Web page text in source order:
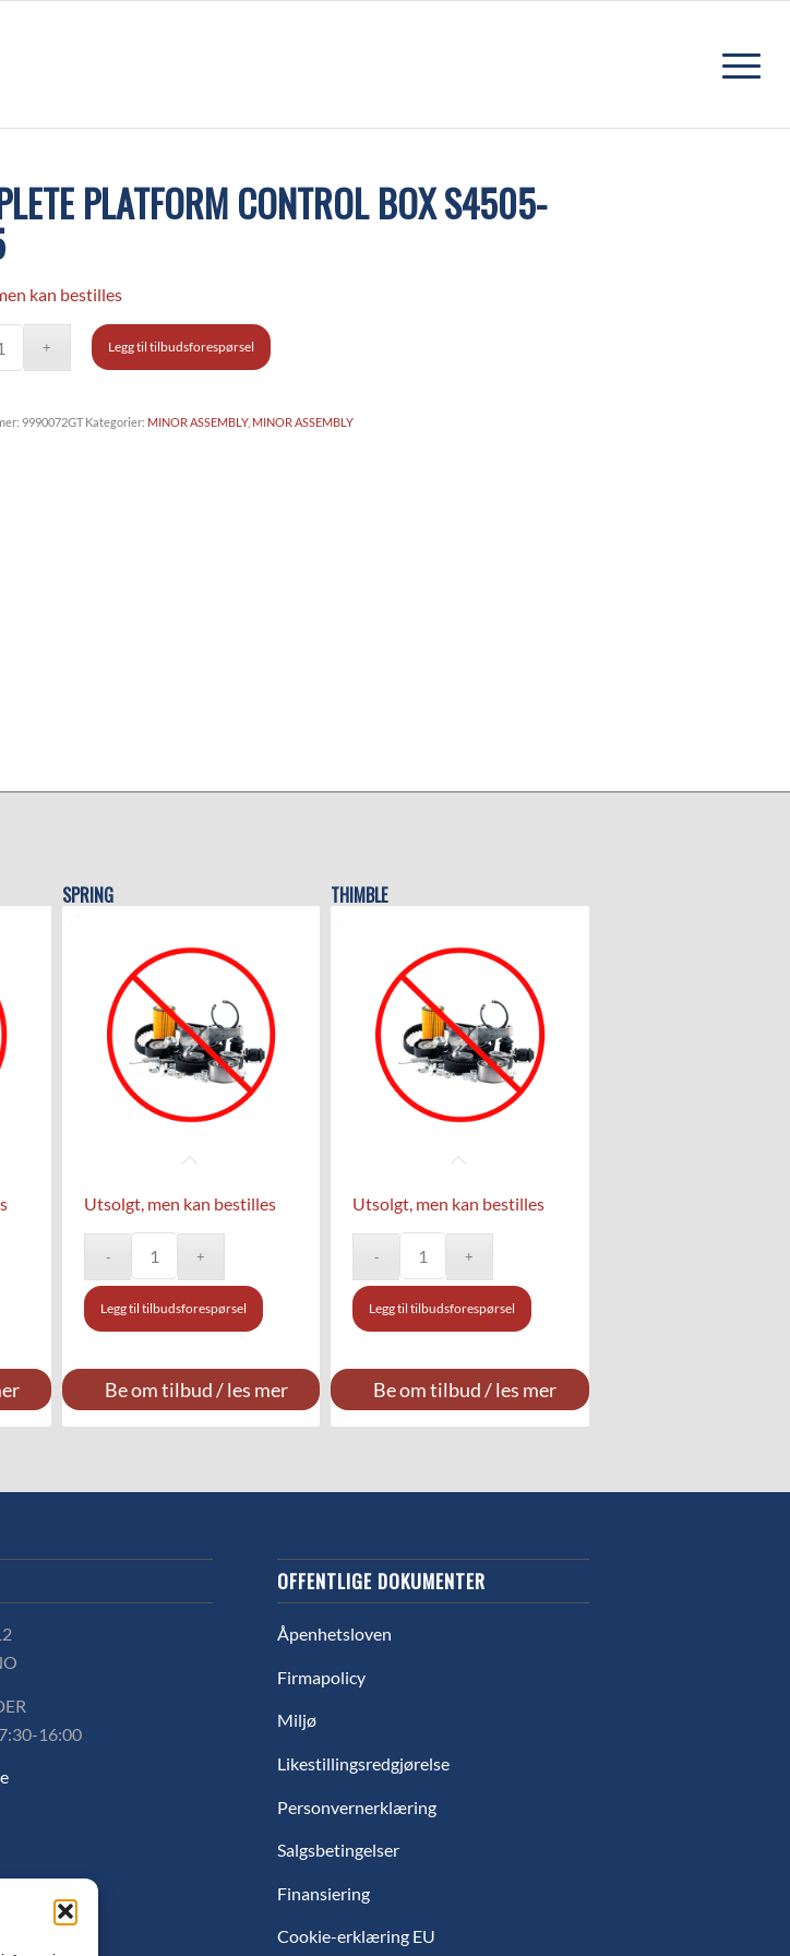
PLATFORM CONTROL BOX S4505-
kan bestilles
Legg til tilbudsforespørsel
9990072GT Kategorier: MINOR ASSEMBLY, MINOR ASSEMBLY
SPRING
Utsolgt, men kan bestilles
Legg til tilbudsforespørsel
Be om tilbud / les mer
THIMBLE
Utsolgt, men kan bestilles
Legg til tilbudsforespørsel
Be om tilbud / les mer
16:00
OFFENTLIGE DOKUMENTER
Åpenhetsloven
Firmapolicy
Miljø
Likestillingsredgjørelse
Personvernerklæring
Salgsbetingelser
Finansiering
Cookie-erklæring EU